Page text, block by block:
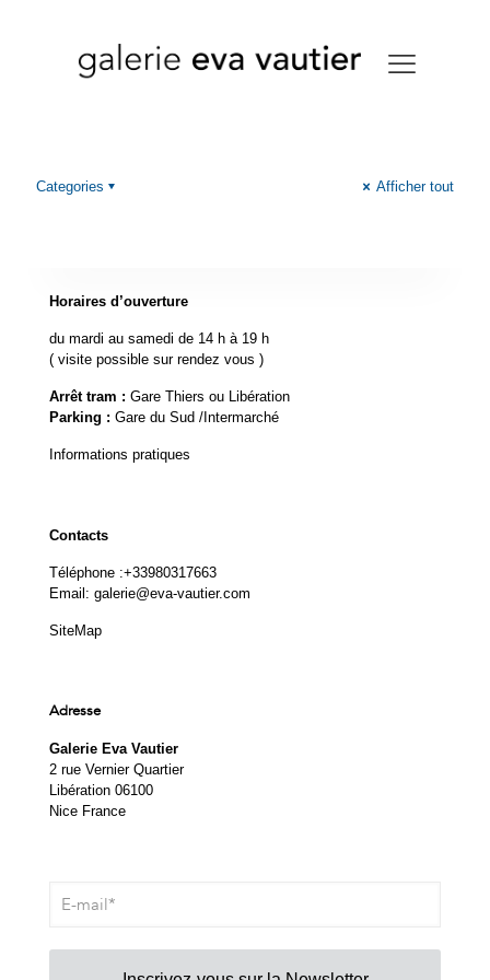
Categories Afficher tout
Horaires d’ouverture
du mardi au samedi de 14 h à 19 h
( visite possible sur rendez vous )
Arrêt tram : Gare Thiers ou Libération
Parking : Gare du Sud /Intermarché
Informations pratiques
Contacts
Téléphone :+33980317663
Email: galerie@eva-vautier.com
SiteMap
Adresse
Galerie Eva Vautier
2 rue Vernier Quartier
Libération 06100
Nice France